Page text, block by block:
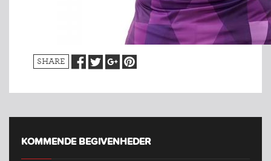
SHARE
KOMMENDE BEGIVENHEDER